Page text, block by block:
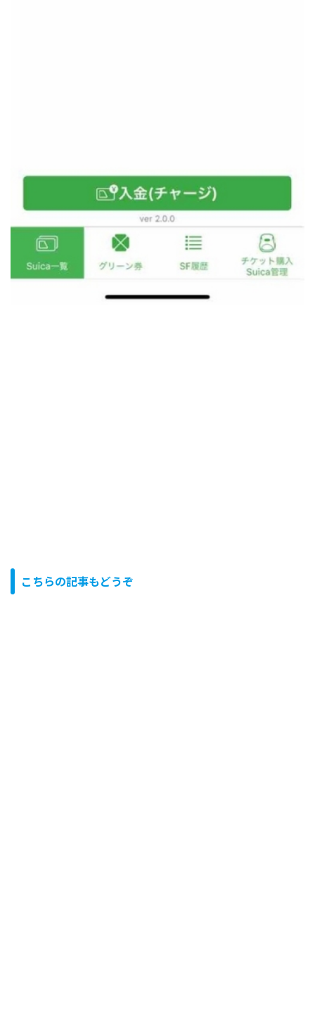
こちらの記事もどうぞ